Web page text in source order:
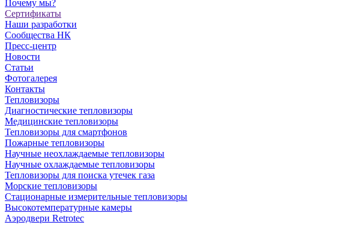
Почему мы?
Сертификаты
Наши разработки
Сообщества НК
Пресс-центр
Новости
Статьи
Фотогалерея
Контакты
Тепловизоры
Диагностические тепловизоры
Медицинские тепловизоры
Тепловизоры для смартфонов
Пожарные тепловизоры
Научные неохлаждаемые тепловизоры
Научные охлаждаемые тепловизоры
Тепловизоры для поиска утечек газа
Морские тепловизоры
Стационарные измерительные тепловизоры
Высокотемпературные камеры
Аэродвери Retrotec